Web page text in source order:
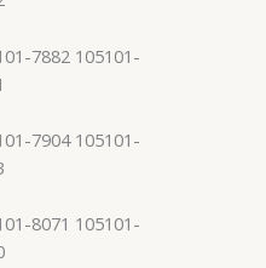
7882 105101-
7904 105101-
8071 105101-